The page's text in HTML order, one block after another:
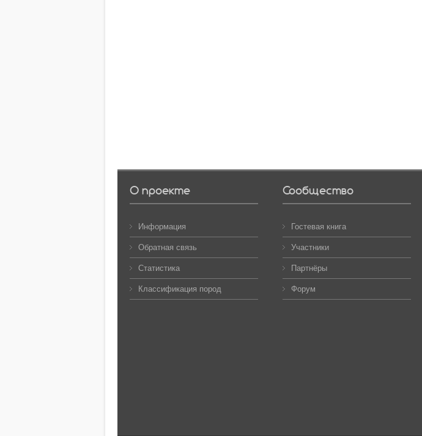
О проекте
Информация
Обратная связь
Статистика
Классификация пород
Сообщество
Гостевая книга
Участники
Партнёры
Форум